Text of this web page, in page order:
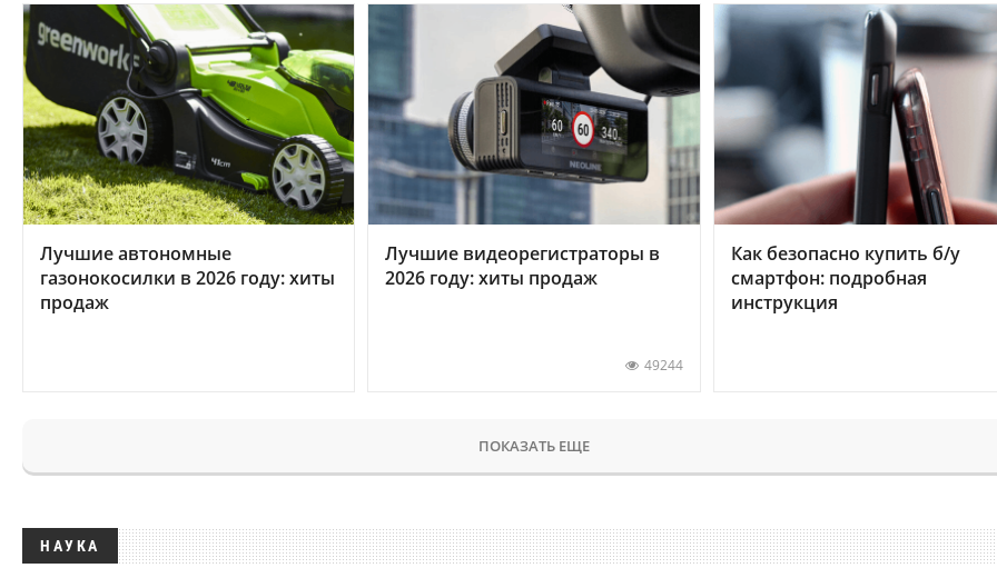
Лучшие автономные
газонокосилки в 2026 году: хиты
продаж
Лучшие видеорегистраторы в
2026 году: хиты продаж
49244
Как безопасно купить б/у
смартфон: подробная
инструкция
ПОКАЗАТЬ ЕЩЕ
НАУКА